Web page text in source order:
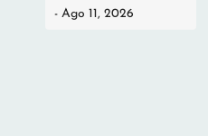
- Ago 11, 2026